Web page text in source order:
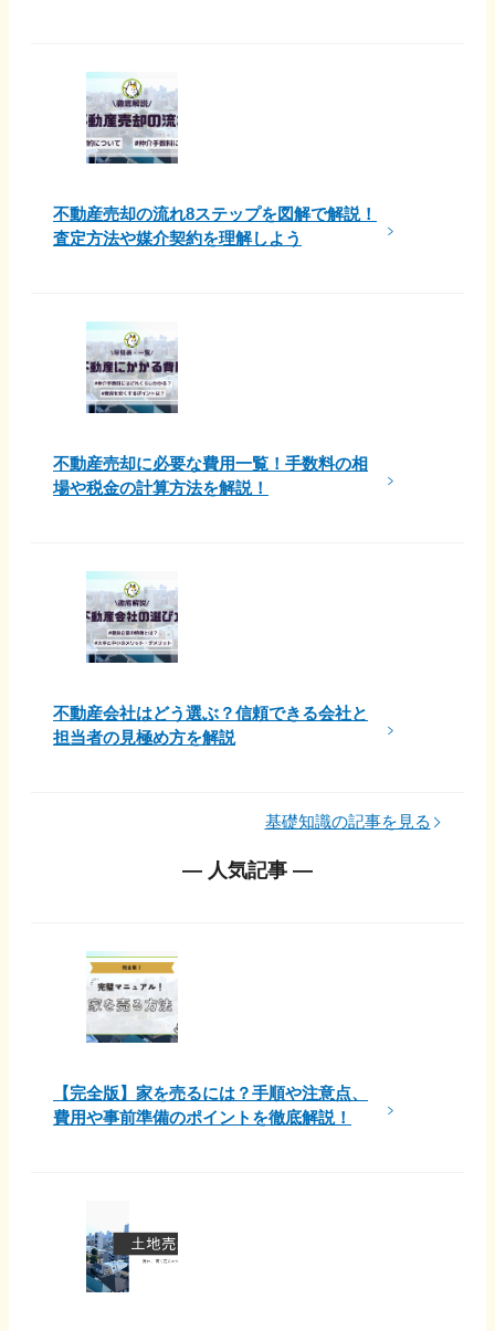
不動産売却の流れ8ステップを図解で解説！
査定方法や媒介契約を理解しよう
不動産売却に必要な費用一覧！手数料の相
場や税金の計算方法を解説！
不動産会社はどう選ぶ？信頼できる会社と
担当者の見極め方を解説
基礎知識の記事を見る
― 人気記事 ―
【完全版】家を売るには？手順や注意点、
費用や事前準備のポイントを徹底解説！